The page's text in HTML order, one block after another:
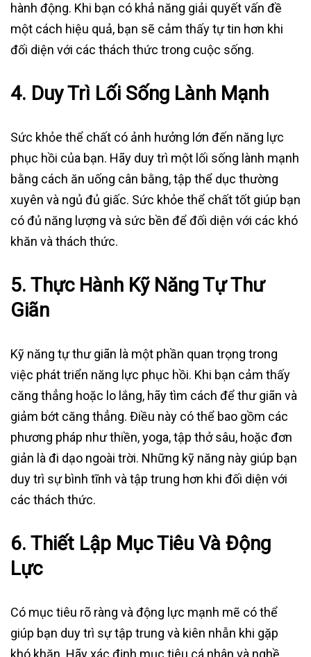
hành động. Khi bạn có khả năng giải quyết vấn đề
một cách hiệu quả, bạn sẽ cảm thấy tự tin hơn khi
đối diện với các thách thức trong cuộc sống.
4. Duy Trì Lối Sống Lành Mạnh
Sức khỏe thể chất có ảnh hưởng lớn đến năng lực
phục hồi của bạn. Hãy duy trì một lối sống lành mạnh
bằng cách ăn uống cân bằng, tập thể dục thường
xuyên và ngủ đủ giấc. Sức khỏe thể chất tốt giúp bạn
có đủ năng lượng và sức bền để đối diện với các khó
khăn và thách thức.
5. Thực Hành Kỹ Năng Tự Thư
Giãn
Kỹ năng tự thư giãn là một phần quan trọng trong
việc phát triển năng lực phục hồi. Khi bạn cảm thấy
căng thẳng hoặc lo lắng, hãy tìm cách để thư giãn và
giảm bớt căng thẳng. Điều này có thể bao gồm các
phương pháp như thiền, yoga, tập thở sâu, hoặc đơn
giản là đi dạo ngoài trời. Những kỹ năng này giúp bạn
duy trì sự bình tĩnh và tập trung hơn khi đối diện với
các thách thức.
6. Thiết Lập Mục Tiêu Và Động
Lực
Có mục tiêu rõ ràng và động lực mạnh mẽ có thể
giúp bạn duy trì sự tập trung và kiên nhẫn khi gặp
khó khăn. Hãy xác định mục tiêu cá nhân và nghề